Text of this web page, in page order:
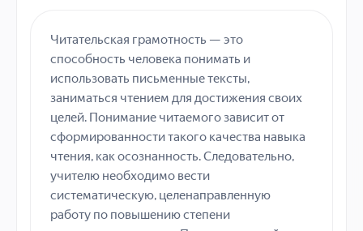
Читательская грамотность — это
способность человека понимать и
использовать письменные тексты,
заниматься чтением для достижения своих
целей. Понимание читаемого зависит от
сформированности такого качества навыка
чтения, как осознанность. Следовательно,
учителю необходимо вести
систематическую, целенаправленную
работу по повышению степени